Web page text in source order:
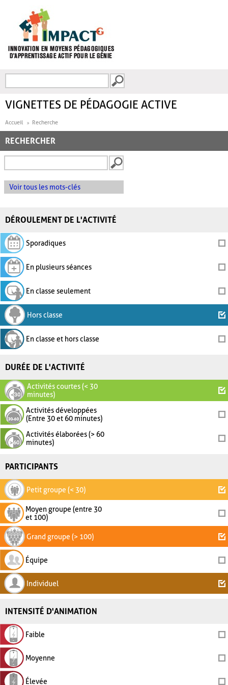
FORMULAIRE DE
VIGNETTES DE PÉDAGOGIE ACTIVE
Accueil Recherche
RECHERCHER
Voir tous les mots-clés
DÉROULEMENT DE L'ACTIVITÉ
Sporadiques
En plusieurs séances
En classe seulement
Hors classe
En classe et hors classe
DURÉE DE L'ACTIVITÉ
Activités courtes (< 30
minutes)
Activités développées
(Entre 30 et 60 minutes)
Activités élaborées (> 60
minutes)
PARTICIPANTS
Petit groupe (< 30)
Moyen groupe (entre 30
et 100)
Grand groupe (> 100)
Équipe
Individuel
INTENSITÉ D'ANIMATION
Faible
Moyenne
Élevée